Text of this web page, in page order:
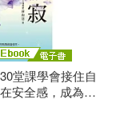
堂課學會接住自
安全感，成為能
完整自我 (電子